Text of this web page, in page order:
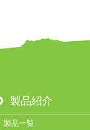
製品紹介
製品一覧